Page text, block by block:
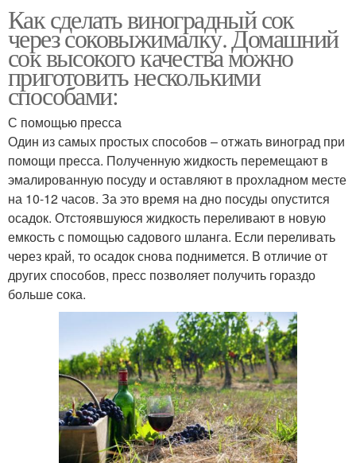
Как сделать виноградный сок
через соковыжималку. Домашний
сок высокого качества можно
приготовить несколькими
способами:
С помощью пресса
Один из самых простых способов – отжать виноград при
помощи пресса. Полученную жидкость перемещают в
эмалированную посуду и оставляют в прохладном месте
на 10-12 часов. За это время на дно посуды опустится
осадок. Отстоявшуюся жидкость переливают в новую
емкость с помощью садового шланга. Если переливать
через край, то осадок снова поднимется. В отличие от
других способов, пресс позволяет получить гораздо
больше сока.